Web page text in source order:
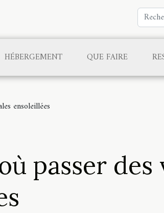
HÉBERGEMENT QUE FAIRE
ensoleillées
passer des